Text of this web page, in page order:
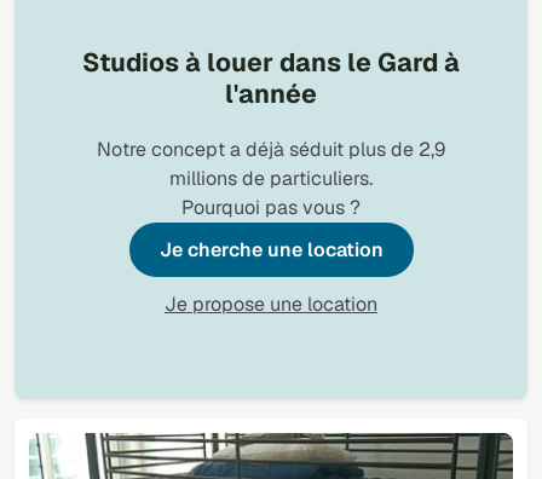
Studios à louer dans le Gard à
l'année
Notre concept a déjà séduit plus de 2,9
millions de particuliers.
Pourquoi pas vous ?
Je cherche une location
Je propose une location